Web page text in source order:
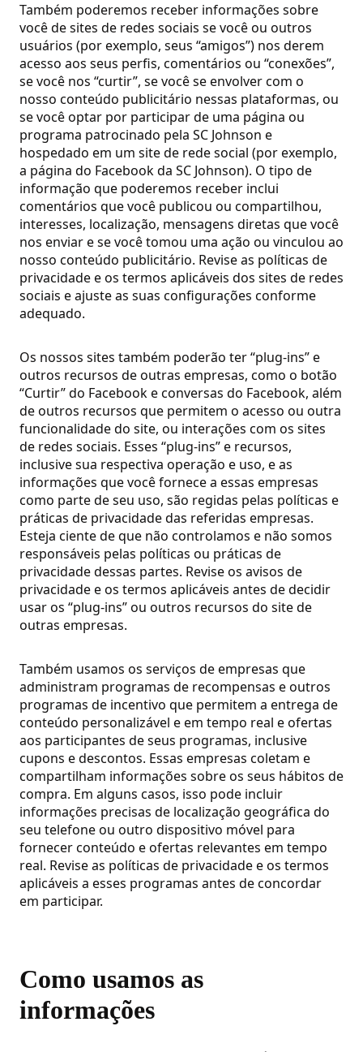
Também poderemos receber informações sobre
você de sites de redes sociais se você ou outros
usuários (por exemplo, seus “amigos”) nos derem
acesso aos seus perfis, comentários ou “conexões”,
se você nos “curtir”, se você se envolver com o
nosso conteúdo publicitário nessas plataformas, ou
se você optar por participar de uma página ou
programa patrocinado pela SC Johnson e
hospedado em um site de rede social (por exemplo,
a página do Facebook da SC Johnson). O tipo de
informação que poderemos receber inclui
comentários que você publicou ou compartilhou,
interesses, localização, mensagens diretas que você
nos enviar e se você tomou uma ação ou vinculou ao
nosso conteúdo publicitário. Revise as políticas de
privacidade e os termos aplicáveis dos sites de redes
sociais e ajuste as suas configurações conforme
adequado.
Os nossos sites também poderão ter “plug-ins” e
outros recursos de outras empresas, como o botão
“Curtir” do Facebook e conversas do Facebook, além
de outros recursos que permitem o acesso ou outra
funcionalidade do site, ou interações com os sites
de redes sociais. Esses “plug-ins” e recursos,
inclusive sua respectiva operação e uso, e as
informações que você fornece a essas empresas
como parte de seu uso, são regidas pelas políticas e
práticas de privacidade das referidas empresas.
Esteja ciente de que não controlamos e não somos
responsáveis pelas políticas ou práticas de
privacidade dessas partes. Revise os avisos de
privacidade e os termos aplicáveis antes de decidir
usar os “plug-ins” ou outros recursos do site de
outras empresas.
Também usamos os serviços de empresas que
administram programas de recompensas e outros
programas de incentivo que permitem a entrega de
conteúdo personalizável e em tempo real e ofertas
aos participantes de seus programas, inclusive
cupons e descontos. Essas empresas coletam e
compartilham informações sobre os seus hábitos de
compra. Em alguns casos, isso pode incluir
informações precisas de localização geográfica do
seu telefone ou outro dispositivo móvel para
fornecer conteúdo e ofertas relevantes em tempo
real. Revise as políticas de privacidade e os termos
aplicáveis a esses programas antes de concordar
em participar.
Como usamos as
informações